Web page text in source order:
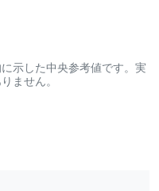
示した中央参考値です。実
ません。